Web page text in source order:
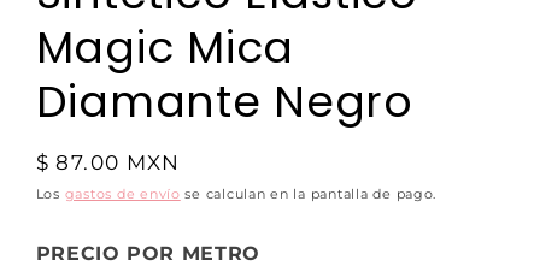
Magic Mica
Diamante Negro
$ 87.00 MXN
Los gastos de envío se calculan en la pantalla de pago.
PRECIO POR METRO